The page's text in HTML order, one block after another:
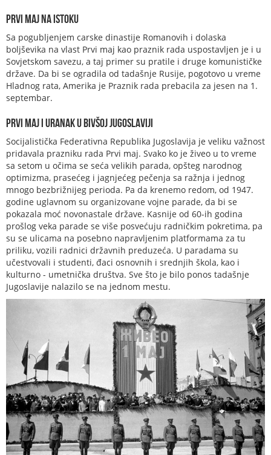
Prvi maj na istoku
Sa pogubljenjem carske dinastije Romanovih i dolaska
boljševika na vlast Prvi maj kao praznik rada uspostavljen je i u
Sovjetskom savezu, a taj primer su pratile i druge komunističke
države. Da bi se ogradila od tadašnje Rusije, pogotovo u vreme
Hladnog rata, Amerika je Praznik rada prebacila za jesen na 1.
septembar.
Prvi maj i Uranak u bivšoj Jugoslaviji
Socijalistička Federativna Republika Jugoslavija je veliku važnost
pridavala prazniku rada Prvi maj. Svako ko je živeo u to vreme
sa setom u očima se seća velikih parada, opšteg narodnog
optimizma, prasećeg i jagnjećeg pečenja sa ražnja i jednog
mnogo bezbrižnijeg perioda. Pa da krenemo redom, od 1947.
godine uglavnom su organizovane vojne parade, da bi se
pokazala moć novonastale države. Kasnije od 60-ih godina
prošlog veka parade se više posvećuju radničkim pokretima, pa
su se ulicama na posebno napravljenim platformama za tu
priliku, vozili radnici državnih preduzeća. U paradama su
učestvovali i studenti, đaci osnovnih i srednjih škola, kao i
kulturno - umetnička društva. Sve što je bilo ponos tadašnje
Jugoslavije nalazilo se na jednom mestu.